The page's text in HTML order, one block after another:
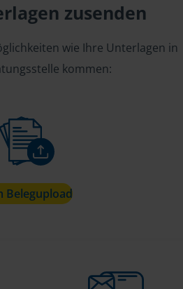
zusenden
wie Ihre Unterlagen in
kommen:
Belegupload